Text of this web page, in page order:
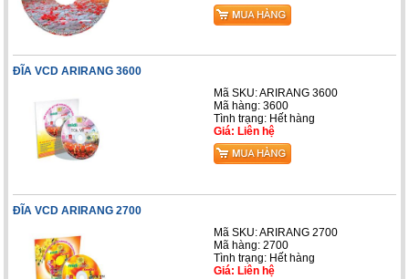
ĐĨA VCD ARIRANG 3600
Mã SKU: ARIRANG 3600
Mã hàng: 3600
Tình trạng: Hết hàng
Giá: Liên hệ
ĐĨA VCD ARIRANG 2700
Mã SKU: ARIRANG 2700
Mã hàng: 2700
Tình trạng: Hết hàng
Giá: Liên hệ